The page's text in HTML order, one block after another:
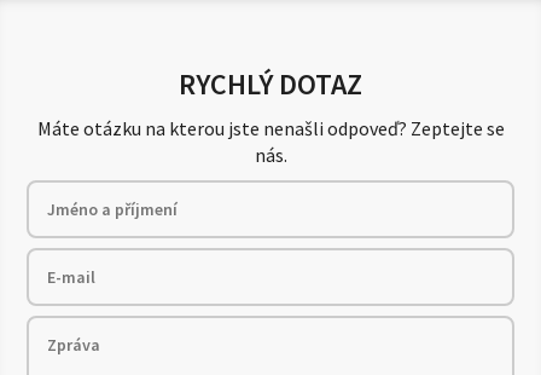
RYCHLÝ DOTAZ
Máte otázku na kterou jste nenašli odpoveď? Zeptejte se
nás.